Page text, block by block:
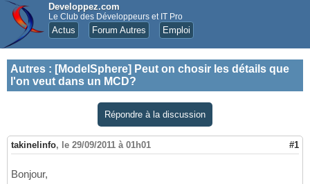
Developpez.com
Le Club des Développeurs et IT Pro
Actus Forum Autres Emploi
Autres : [ModelSphere] Peut on chosir les détails que
l'on veut dans un MCD?
Répondre à la discussion
takinelinfo, le 29/09/2011 à 01h01 #1
Bonjour,